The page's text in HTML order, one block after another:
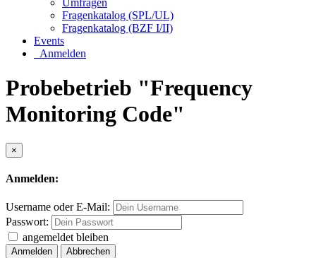
Umfragen
Fragenkatalog (SPL/UL)
Fragenkatalog (BZF I/II)
Events
Anmelden
Probebetrieb "Frequency
Monitoring Code"
×
Anmelden:
Username oder E-Mail:
Passwort:
angemeldet bleiben
Anmelden Abbrechen